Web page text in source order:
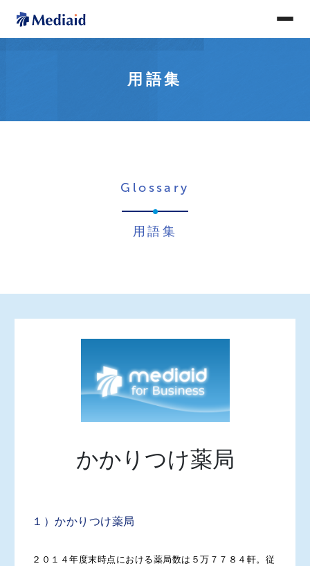
用語集
Glossary
用語集
かかりつけ薬局
１）かかりつけ薬局
２０１４年度末時点における薬局数は５万７７８４軒。従